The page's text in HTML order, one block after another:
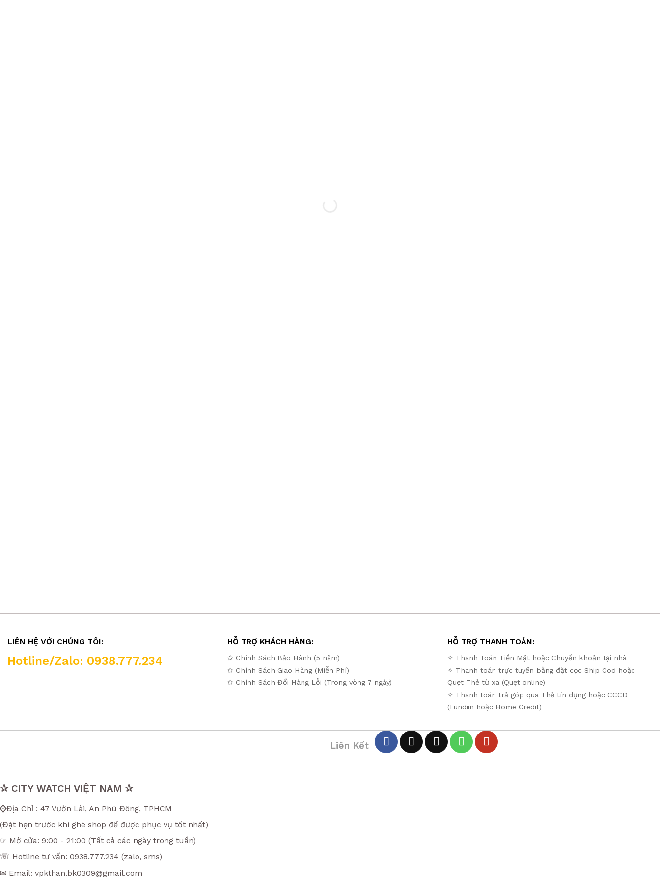
LIÊN HỆ VỚI CHÚNG TÔI:
Hotline/Zalo: 0938.777.234
HỖ TRỢ KHÁCH HÀNG:
✩ Chính Sách Bảo Hành (5 năm)
✩ Chính Sách Giao Hàng (Miễn Phí)
✩ Chính Sách Đổi Hàng Lỗi (Trong vòng 7 ngày)
HỖ TRỢ THANH TOÁN:
✧ Thanh Toán Tiền Mặt hoặc Chuyển khoản tại nhà
✧ Thanh toán trực tuyến bằng đặt cọc Ship Cod hoặc
Quẹt Thẻ từ xa (Quẹt online)
✧ Thanh toán trả góp qua Thẻ tín dụng hoặc CCCD
(Fundiin hoặc Home Credit)
✰ CITY WATCH VIỆT NAM ✰
⌚Địa Chỉ : 47 Vườn Lài, An Phú Đông, TPHCM
(Đặt hẹn trước khi ghé shop để được phục vụ tốt nhất)
☞ Mở cửa: 9:00 - 21:00 (Tất cả các ngày trong tuần)
☏ Hotline tư vấn: 0938.777.234 (zalo, sms)
✉ Email: vpkthan.bk0309@gmail.com
Liên Kết